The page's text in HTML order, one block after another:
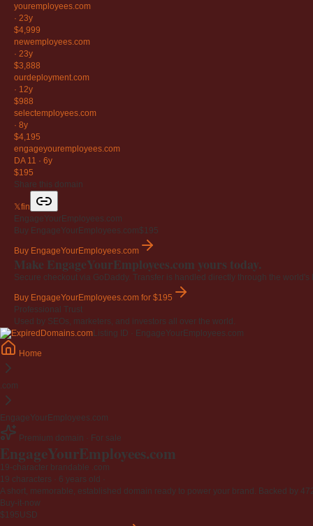
youremployees .com
· 23y
$4,999
newemployees .com
· 23y
$3,888
ourdeployment .com
· 12y
$988
selectemployees .com
· 8y
$4,195
engageyouremployees .com
DA 11 · 6y
$195
Share this domain
𝕏fin
EngageYourEmployees.com
Buy EngageYourEmployees.com$195
Buy EngageYourEmployees.com
Make EngageYourEmployees.com yours today.
Secure checkout via GoDaddy. Transfer is handled directly through the world's
Buy EngageYourEmployees.com for $195
Professional Trust
Used by SEOs, marketers, and investors all over the world.
Listing ID · EngageYourEmployees.com
Home
.com
EngageYourEmployees.com
Premium domain · For sale
EngageYourEmployees.com
19-character brandable .com
19 characters · 6 years old
A short, memorable, established domain ready to power your brand. Backed by
Buy-it-now
$195USD